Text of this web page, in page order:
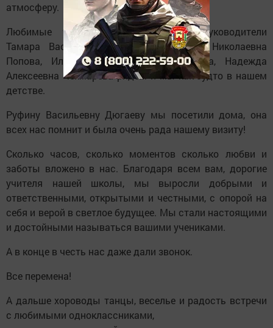
атмосферу.
Любимые учителя, наши классные руководители
Тамара Васильевна Кобякова, Любовь Николаевна
Попова, Ильсияр Расимовна Агмалова, Надежда
Алексеевна Чекмарева рядом и мы как-будто в нашем
детстве.
Руфину Васильевну Дюгаеву мы посетили дома, она
всех нас помнит и была очень рада нашему визиту!
Сколько часов, сколько моментов сколько любви и
заботы вложено в нас. Благодаря всем вам, дорогие
учителя нашей школы, мы выросли добрыми и
ответственными, открытыми и честными, с опорой на
себя и верой в светлое будущее. Мы стали настоящими
и достойными называться вашими учениками.
А в конце в честь нас даже дали звонок.
Все перемена!
А дальше хороводы танцы, веселье и радость встречи
с любимыми одноклассниками,